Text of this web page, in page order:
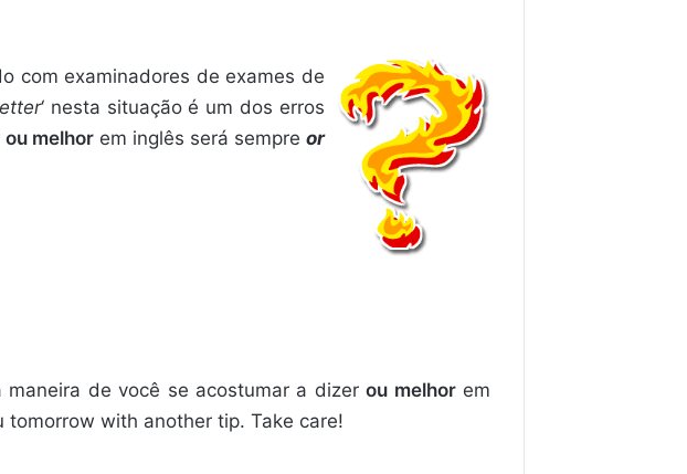
com examinadores de exames de
‘ nesta situação é um dos erros
ou melhor em inglês será sempre or
maneira de você se acostumar a dizerou melhorem
tomorrow with another tip. Take care!